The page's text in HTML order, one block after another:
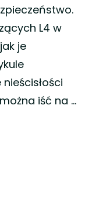
L4 w
je
iść na …